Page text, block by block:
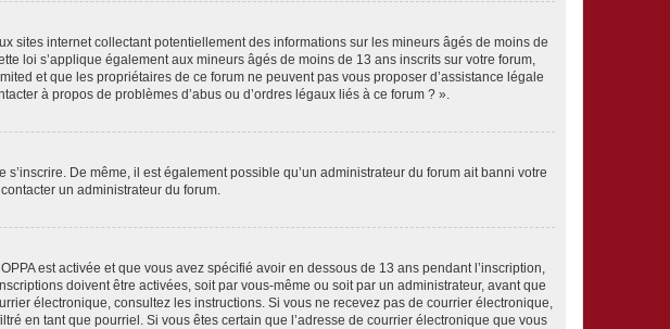
sites internet collectant potentiellement des informations sur les mineurs âgés de moins de
loi s’applique également aux mineurs âgés de moins de 13 ans inscrits sur votre forum,
et que les propriétaires de ce forum ne peuvent pas vous proposer d’assistance légale
à propos de problèmes d’abus ou d’ordres légaux liés à ce forum ? ».
De même, il est également possible qu’un administrateur du forum ait banni votre
un administrateur du forum.
est activée et que vous avez spécifié avoir en dessous de 13 ans pendant l’inscription,
doivent être activées, soit par vous-même ou soit par un administrateur, avant que
électronique, consultez les instructions. Si vous ne recevez pas de courrier électronique,
en tant que pourriel. Si vous êtes certain que l’adresse de courrier électronique que vous